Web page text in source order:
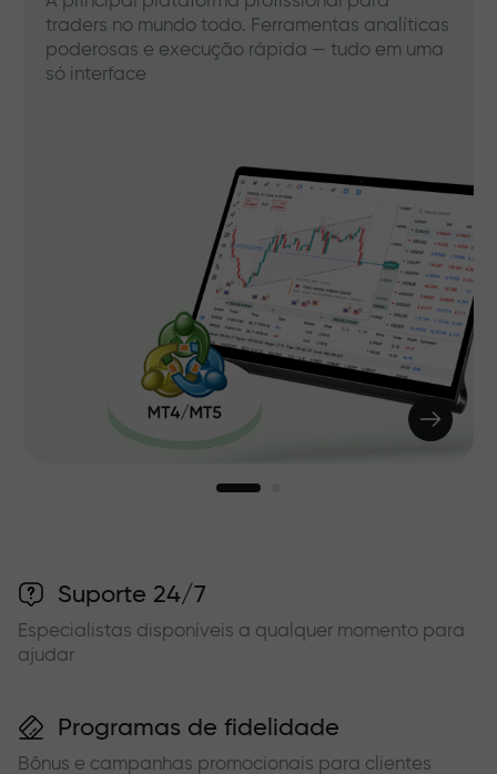
traders no mundo todo. Ferramentas analíticas
poderosas e execução rápida — tudo em uma
só interface
Suporte 24/7
Especialistas disponíveis a qualquer momento para
ajudar
Programas de fidelidade
Bônus e campanhas promocionais para clientes